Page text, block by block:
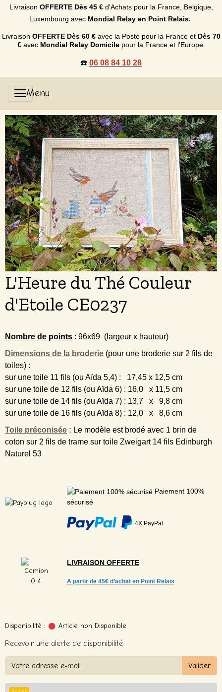
Livraison OFFERTE Dès 45 €d'Achats pour la France, Belgique,
Luxembourg avec Mondial Relay en Point Relais.
Livraison OFFERTE Dès 60 €avec la Poste pour la France et Dès 70
€avec Mondial Relay Domicilepour la France et l'Europe.
☎️ 06 08 84 10 28
L'Heure du Thé Couleur
d'Etoile CE0237
Nombre de points : 96x69 (largeur x hauteur)
Dimensions de la broderie (pour une broderie sur 2 fils de
toiles) :
sur une toile 11 fils (ou Aïda 5,4) : 17,45 x 12,5 cm
sur une toile de 12 fils (ou Aïda 6) : 16,0 x 11,5 cm
sur une toile de 14 fils (ou Aïda 7) : 13,7 x 9,8 cm
sur une toile de 16 fils (ou Aïda 8) : 12,0 x 8,6 cm
Toile préconisée : Le modèle est brodé avec 1 brin de
coton sur 2 fils de trame sur toile Zweigart 14 fils Edinburgh
Naturel 53
Paiement 100%
sécurisé
4X PayPal
LIVRAISON OFFERTE
A partir de 45€ d’achat en Point Relais
Disponibilité : Article non Disponible
Recevoir une alerte de disponibilité
Valider